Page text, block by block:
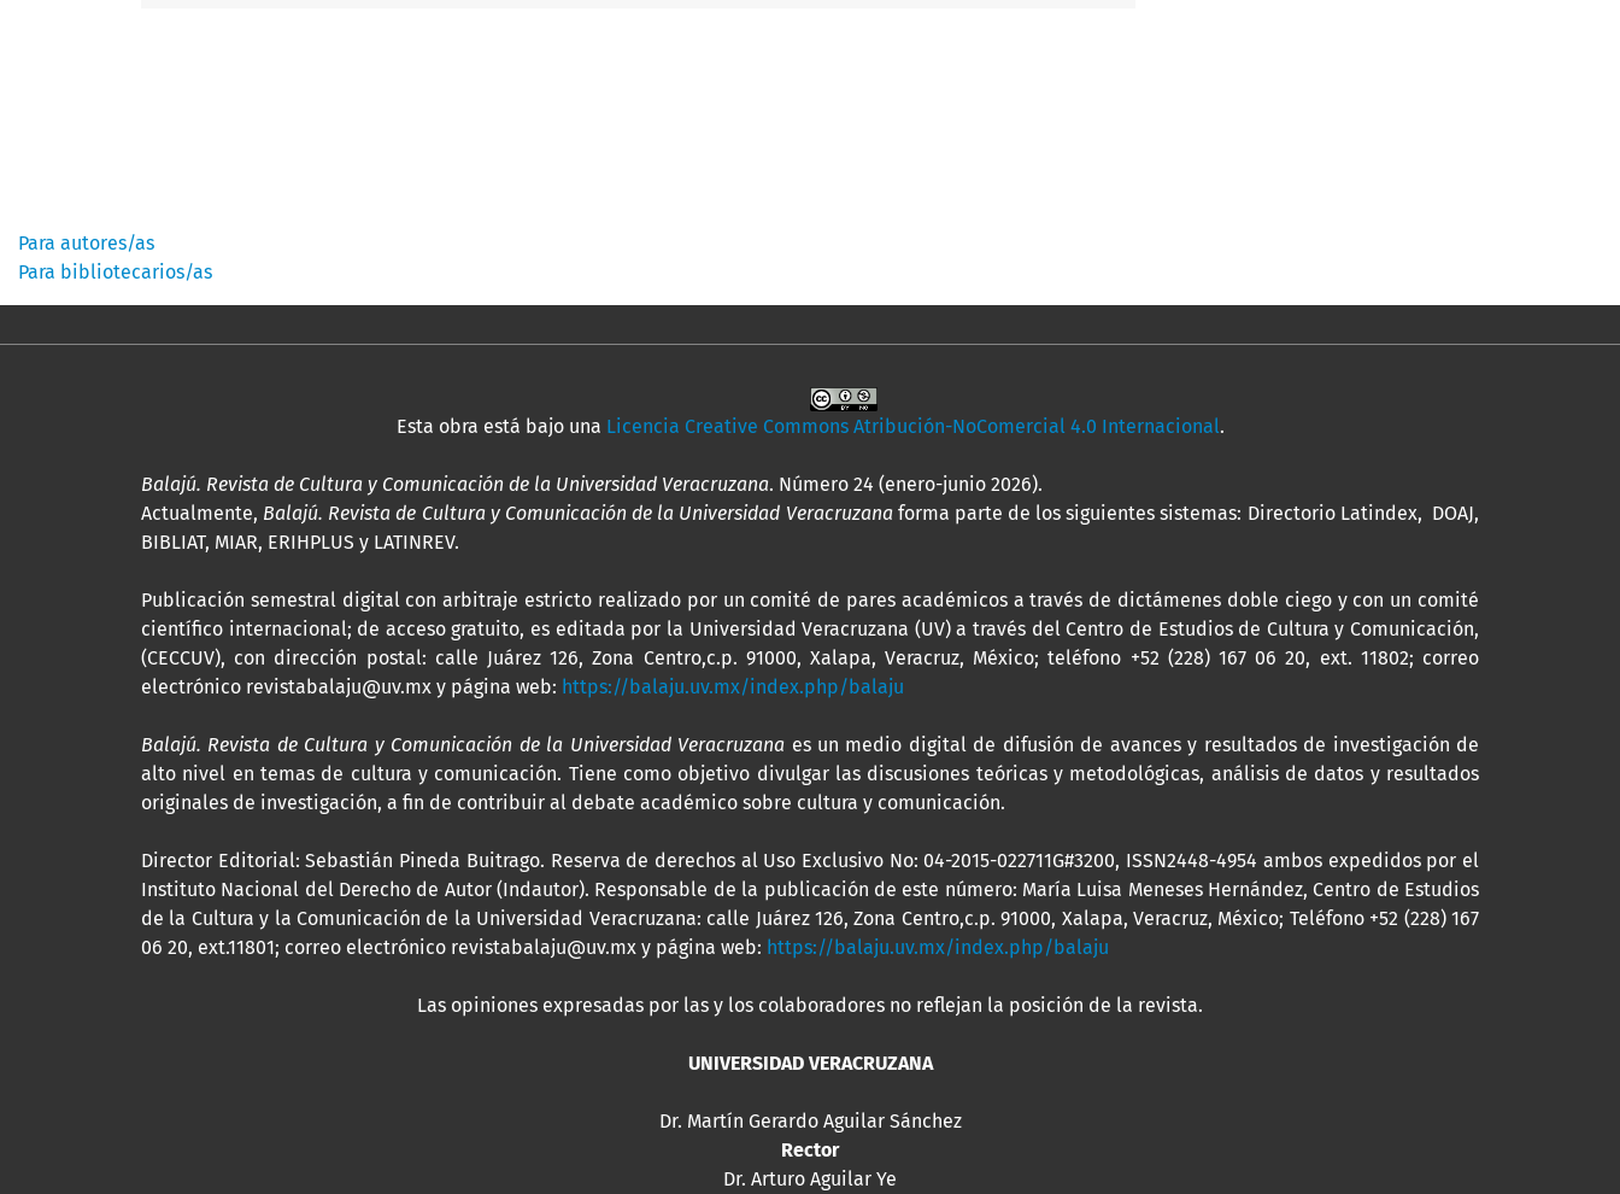
Para autores/as
Para bibliotecarios/as
Esta obra está bajo una Licencia Creative Commons Atribución-NoComercial 4.0 Internacional.
Balajú. Revista de Cultura y Comunicación de la Universidad Veracruzana. Número 24 (enero-junio 2026).
Actualmente, Balajú. Revista de Cultura y Comunicación de la Universidad Veracruzanaforma parte de los siguientes sistemas: Directorio Latindex, DOAJ,
BIBLIAT, MIAR, ERIHPLUS y LATINREV.
Publicación semestral digital con arbitraje estricto realizado por un comité de pares académicos a través de dictámenes doble ciego y con un comité
científico internacional; de acceso gratuito, es editada por la Universidad Veracruzana (UV) a través del Centro de Estudios de Cultura y Comunicación,
(CECCUV), con dirección postal: calle Juárez 126, Zona Centro,c.p. 91000, Xalapa, Veracruz, México; teléfono +52 (228) 167 06 20, ext. 11802; correo
electrónico revistabalaju@uv.mx y página web: https://balaju.uv.mx/index.php/balaju
Balajú. Revista de Cultura y Comunicación de la Universidad Veracruzana es un medio digital de difusión de avances y resultados de investigación de
alto nivel en temas de cultura y comunicación. Tiene como objetivo divulgar las discusiones teóricas y metodológicas, análisis de datos y resultados
originales de investigación, a fin de contribuir al debate académico sobre cultura y comunicación.
Director Editorial: Sebastián Pineda Buitrago. Reserva de derechos al Uso Exclusivo No: 04-2015-022711G#3200, ISSN2448-4954 ambos expedidos por el
Instituto Nacional del Derecho de Autor (Indautor). Responsable de la publicación de este número: María Luisa Meneses Hernández, Centro de Estudios
de la Cultura y la Comunicación de la Universidad Veracruzana: calle Juárez 126, Zona Centro,c.p. 91000, Xalapa, Veracruz, México; Teléfono +52 (228) 167
06 20, ext.11801; correo electrónico revistabalaju@uv.mx y página web: https://balaju.uv.mx/index.php/balaju
Las opiniones expresadas por las y los colaboradores no reflejan la posición de la revista.
UNIVERSIDAD VERACRUZANA
Dr. Martín Gerardo Aguilar Sánchez
Rector
Dr. Arturo Aguilar Ye